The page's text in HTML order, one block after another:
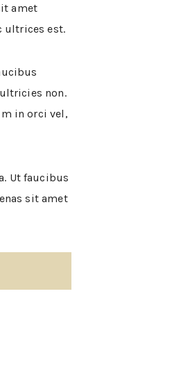
amet
ultrices est.
non.
in orci vel,
Ut faucibus
sit amet